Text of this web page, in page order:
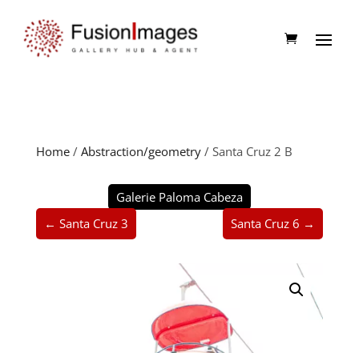
Home/ Abstraction/geometry/ Santa Cruz 2 B
Galerie Paloma Cabeza
← Santa Cruz 3
Santa Cruz 6 →